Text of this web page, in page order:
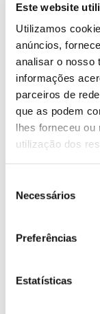
Este website
Utilizamos
anúncios,
analisar o nosso
informações
parceiros de
que as podem
lhes forneceu ou
utilização dos
Necessários
Preferências
Estatísticas
menos 16
Saiba mais
13.07.2026
Genoma do
conhecer
Registar